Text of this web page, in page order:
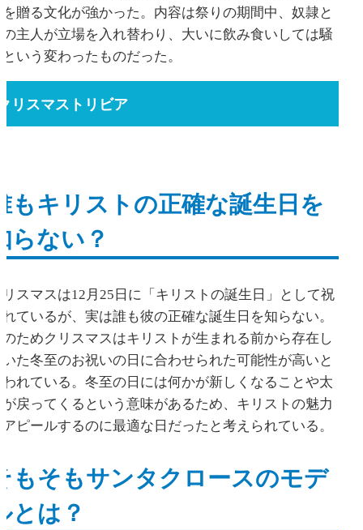
贈る文化が強かった。内容は祭りの期間中、奴隷と
主人が立場を入れ替わり、大いに飲み食いしては騒
いう変わったものだった。
リスマストリビア
もキリストの正確な誕生日を
らない？
スマスは12月25日に「キリストの誕生日」として祝
ているが、実は誰も彼の正確な誕生日を知らない。
ためクリスマスはキリストが生まれる前から存在し
た冬至のお祝いの日に合わせられた可能性が高いと
れている。冬至の日には何かが新しくなることや太
戻ってくるという意味があるため、キリストの魅力
ピールするのに最適な日だったと考えられている。
もそもサンタクロースのモデ
とは？